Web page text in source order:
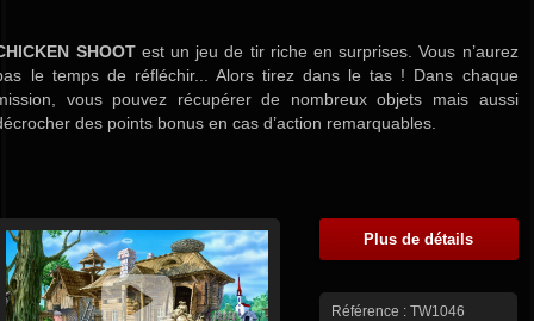
SHOOTest un jeu de tir riche en surprises. Vous n’aurez
le temps de réfléchir... Alors tirez dans le tas ! Dans chaque
vous pouvez récupérer de nombreux objets mais aussi
des points bonus en cas d’action remarquables.
Plus de détails
Référence : TW1046